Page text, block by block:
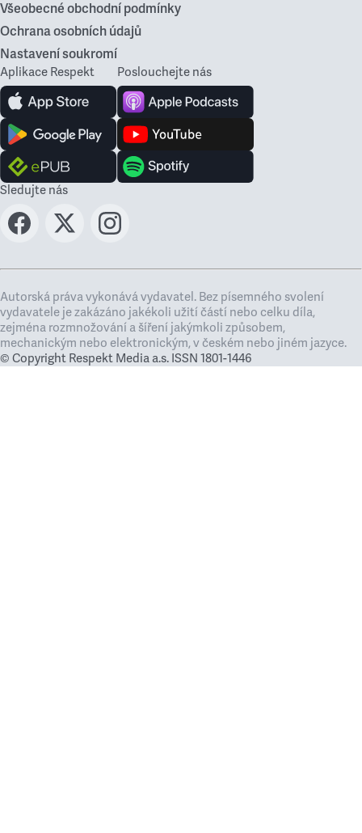
Všeobecné obchodní podmínky
Ochrana osobních údajů
Nastavení soukromí
Aplikace Respekt Poslouchejte nás
Sledujte nás
Autorská práva vykonává vydavatel. Bez písemného svolení
vydavatele je zakázáno jakékoli užití částí nebo celku díla,
zejména rozmnožování a šíření jakýmkoli způsobem,
mechanickým nebo elektronickým, v českém nebo jiném jazyce.
© Copyright Respekt Media a.s. ISSN 1801-1446